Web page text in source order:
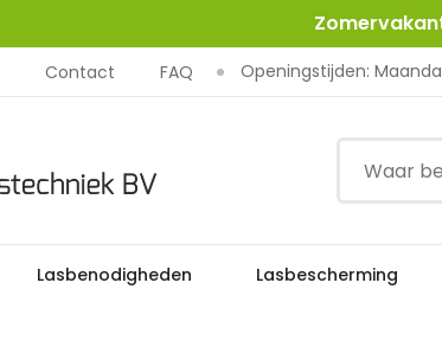
Contact FAQ Openingstijden:
Lasbenodigheden Lasbescherming
Home Lasapparatuur Laserlassen